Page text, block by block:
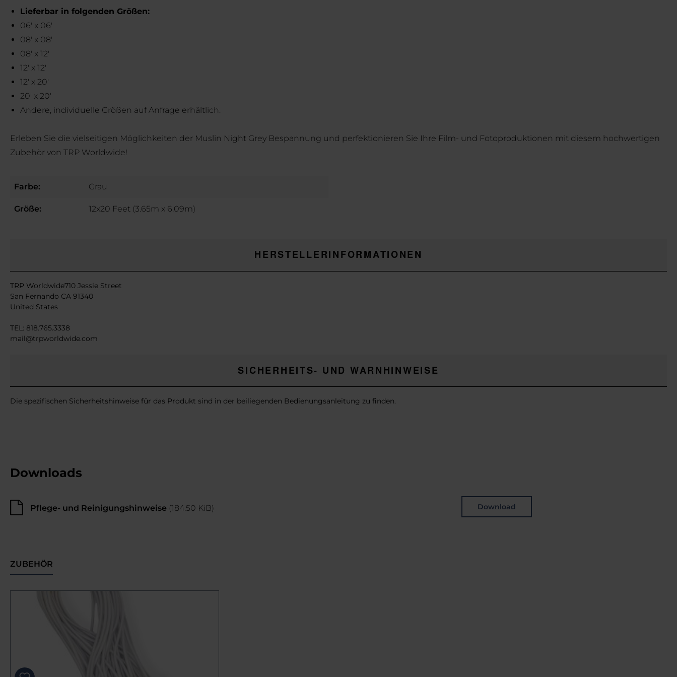
Lieferbar in folgenden Größen:
06' x 06'
08' x 08'
08' x 12'
12' x 12'
12' x 20'
20' x 20'
Andere, individuelle Größen auf Anfrage erhältlich.
Erleben Sie die vielseitigen Möglichkeiten der Muslin Night Grey Bespannung und perfektionieren Sie Ihre Film- und Fotoproduktionen mit diesem hochwertigen
Zubehör von TRP Worldwide!
Farbe: Grau
Größe: 12x20 Feet (3.65m x 6.09m)
HERSTELLERINFORMATIONEN
TRP Worldwide710 Jessie Street
San Fernando CA 91340
United States
TEL: 818.765.3338
mail@trpworldwide.com
SICHERHEITS- UND WARNHINWEISE
Die spezifischen Sicherheitshinweise für das Produkt sind in der beiliegenden Bedienungsanleitung zu finden.
Downloads
Pflege- und Reinigungshinweise (184.50 KiB) Download
ZUBEHÖR